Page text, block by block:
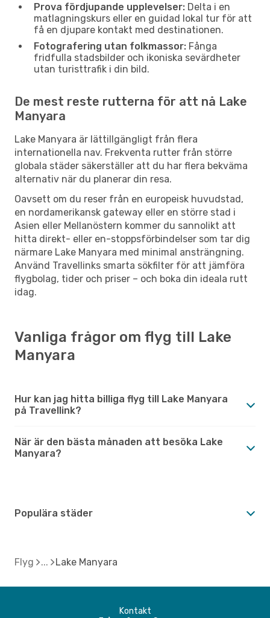
Prova fördjupande upplevelser: Delta i en
matlagningskurs eller en guidad lokal tur för att
få en djupare kontakt med destinationen.
Fotografering utan folkmassor: Fånga
fridfulla stadsbilder och ikoniska sevärdheter
utan turisttrafik i din bild.
De mest reste rutterna för att nå Lake
Manyara
Lake Manyara är lättillgängligt från flera
internationella nav. Frekventa rutter från större
globala städer säkerställer att du har flera bekväma
alternativ när du planerar din resa.
Oavsett om du reser från en europeisk huvudstad,
en nordamerikansk gateway eller en större stad i
Asien eller Mellanöstern kommer du sannolikt att
hitta direkt- eller en-stoppsförbindelser som tar dig
närmare Lake Manyara med minimal ansträngning.
Använd Travellinks smarta sökfilter för att jämföra
flygbolag, tider och priser – och boka din ideala rutt
idag.
Vanliga frågor om flyg till Lake
Manyara
Hur kan jag hitta billiga flyg till Lake Manyara
på Travellink?
När är den bästa månaden att besöka Lake
Manyara?
Populära städer
Flyg Lake Manyara
Kontakt